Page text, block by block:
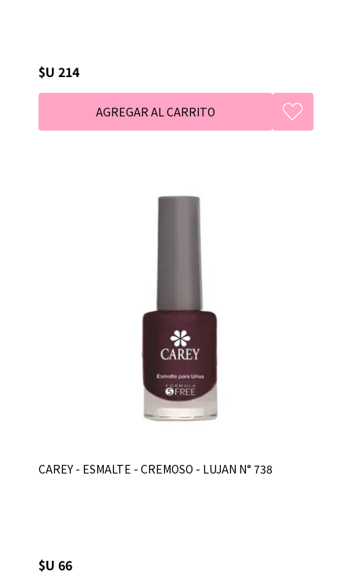
$U 214
CAREY - ESMALTE - CREMOSO - LUJAN N° 738
$U 66